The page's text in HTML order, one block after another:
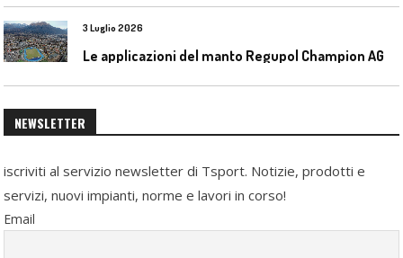
3 Luglio 2026
NEWSLETTER
iscriviti al servizio newsletter di Tsport. Notizie, prodotti e
servizi, nuovi impianti, norme e lavori in corso!
Email